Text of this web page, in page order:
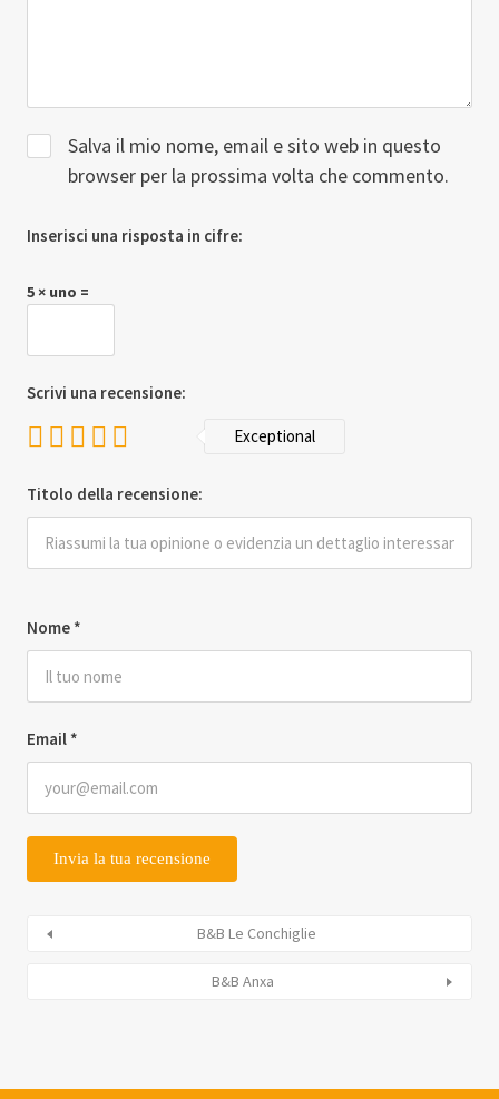
Nome *
Email *
Salva il mio nome, email e sito web in questo
browser per la prossima volta che commento.
Inserisci una risposta in cifre:
5 × uno =
Scrivi una recensione:
Exceptional
Titolo della recensione:
B&B Le Conchiglie
B&B Anxa